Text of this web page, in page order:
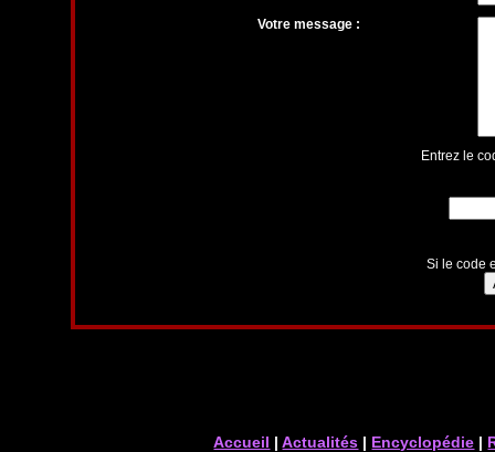
Votre message :
Entrez le
Si le code
Accueil |Actualités | Encyclopédie |